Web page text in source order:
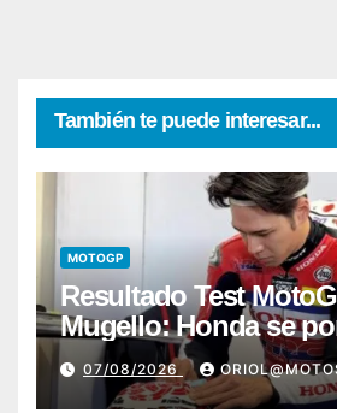
También te puede interesar...
MOTOGP
Resultado Test
Mugello: Honda se
07/08/2026